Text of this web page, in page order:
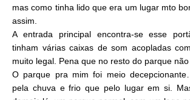
mas como tinha lido que era um lugar mto
assim.
A entrada principal encontra-se esse
tinham várias caixas de som acopladas
muito legal. Pena que no resto do parque
O parque pra mim foi meio
pela chuva e frio que pelo lugar em si.